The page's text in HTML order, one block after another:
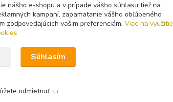
nášho e-shopu a v prípade vášho súhlasu tiež na
kampaní, zapamätanie vášho obľúbeného
zodpovedajúcich vašim preferenciám. Viac na využitie
Súhlasím
odmietnuť tu.